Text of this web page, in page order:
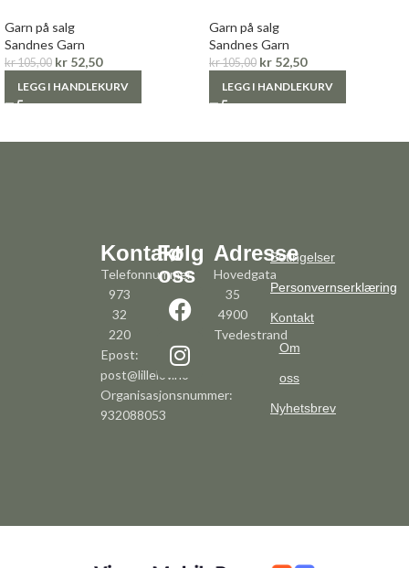
Garn på salg
Sandnes Garn
kr105,00 kr 52,50
LEGG I HANDLEKURV
Garn på salg
Sandnes Garn
kr105,00 kr 52,50
LEGG I HANDLEKURV
Kontakt
Telefonnummer:
973
32
220
Epost:
post@lillelov.no
Organisasjonsnummer:
932088053
Følg
oss
Adresse
Hovedgata
35
4900
Tvedestrand
Betingelser
Personvernserklæring
Kontakt
Om
oss
Nyhetsbrev